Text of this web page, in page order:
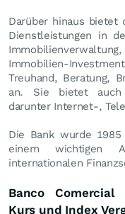
Darüber hinaus bietet
Dienstleistungen in
Immobilien-
Treuhand, Beratung,
an. Sie bietet auch
darunter Internet-,
Die Bank wurde
einem wichtigen
internationalen
Banco Comercial
Kurs und Index